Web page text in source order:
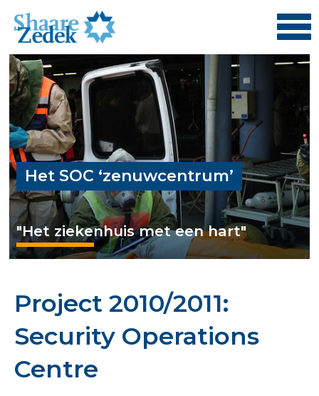
Het SOC ‘zenuwcentrum’
"Het ziekenhuis met een hart"
Project 2010/2011:
Security Operations
Centre